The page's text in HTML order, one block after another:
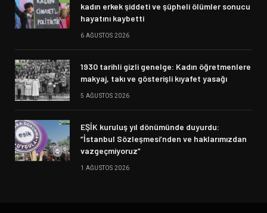
kadın erkek şiddeti ve şüpheli ölümler sonucu
hayatını kaybetti
6 AĞUSTOS 2026
1930 tarihli gizli genelge: Kadın öğretmenlere
makyaj, takı ve gösterişli kıyafet yasağı
5 AĞUSTOS 2026
EŞİK kuruluş yıl dönümünde duyurdu:
“İstanbul Sözleşmesi’nden ve haklarımızdan
vazgeçmiyoruz”
1 AĞUSTOS 2026